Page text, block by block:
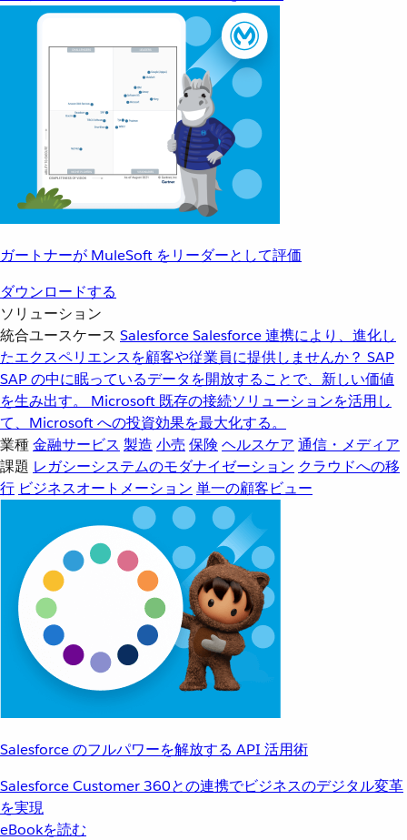
ガートナーが MuleSoft をリーダーとして評価
ダウンロードする
ソリューション
統合ユースケース SalesforceSalesforce 連携により、進化し
たエクスペリエンスを顧客や従業員に提供しませんか？ SAP
SAP の中に眠っているデータを開放することで、新しい価値
を生み出す。
Microsoft 既存の接続ソリューションを活用し
て、Microsoft への投資効果を最大化する。
業種金融サービス 製造 小売 保険 ヘルスケア 通信・メディア
課題 レガシーシステムのモダナイゼーション クラウドへの移
行 ビジネスオートメーション 単一の顧客ビュー
Salesforce のフルパワーを解放する API 活用術
Salesforce Customer 360との連携でビジネスのデジタル変革
を実現
eBookを読む